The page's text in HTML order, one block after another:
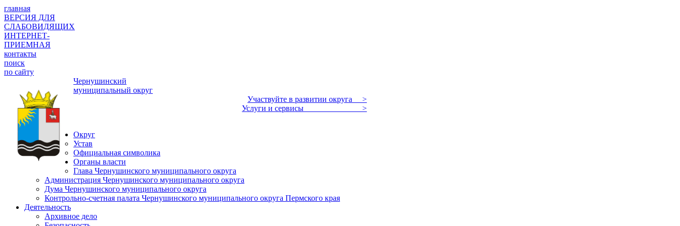
главная
ВЕРСИЯ ДЛЯ
СЛАБОВИДЯЩИХ
ИНТЕРНЕТ-
ПРИЕМНАЯ
контакты
поиск
по сайту
Чернушинский
муниципальный округ
Участвуйте в развитии округа >
Услуги и сервисы >
Округ
Устав
Официальная символика
Органы власти
Глава Чернушинского муниципального округа
Администрация Чернушинского муниципального округа
Дума Чернушинского муниципального округа
Контрольно-счетная палата Чернушинского муниципального округа Пермского края
Деятельность
Архивное дело